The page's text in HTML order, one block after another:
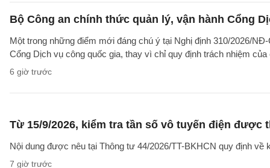
Bộ Công an chính thức quản lý, vận hành Cổng
Một trong những điểm mới đáng chú ý tại Nghị định 310/2026/
Cổng Dịch vụ công quốc gia, thay vì chỉ quy định trách nhiệm
6 giờ trước
Từ 15/9/2026, kiểm tra tần số vô tuyến điện được
Nội dung được nêu tại Thông tư 44/2026/TT-BKHCN quy định
7 giờ trước